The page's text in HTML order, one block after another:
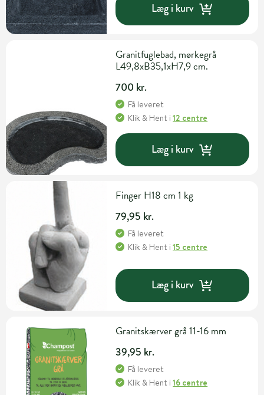
Læg i kurv
Granitfuglebad, mørkegrå
L49,8xB35,1xH7,9 cm.
700 kr.
Få leveret
Klik & Hent i12 centre
Læg i kurv
Finger H18 cm 1 kg
79,95 kr.
Få leveret
Klik & Hent i15 centre
Læg i kurv
Granitskærver grå 11-16 mm
39,95 kr.
Få leveret
Klik & Hent i16 centre